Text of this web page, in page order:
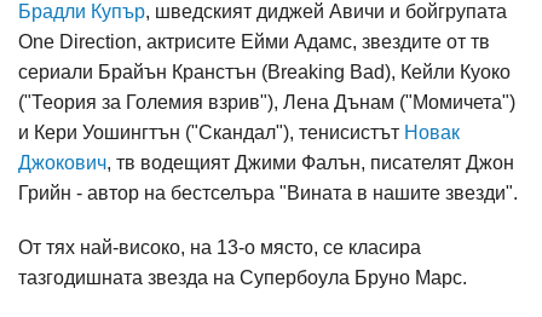
Брадли Купър, шведският диджей Авичи и бойгрупата
One Direction, актрисите Ейми Адамс, звездите от тв
сериали Брайън Кранстън (Breaking Bad), Кейли Куоко
("Теория за Големия взрив"), Лена Дънам ("Момичета")
и Кери Уошингтън ("Скандал"), тенисистът Новак
Джокович, тв водещият Джими Фалън, писателят Джон
Грийн - автор на бестселъра "Вината в нашите звезди".
От тях най-високо, на 13-о място, се класира
тазгодишната звезда на Супербоула Бруно Марс.